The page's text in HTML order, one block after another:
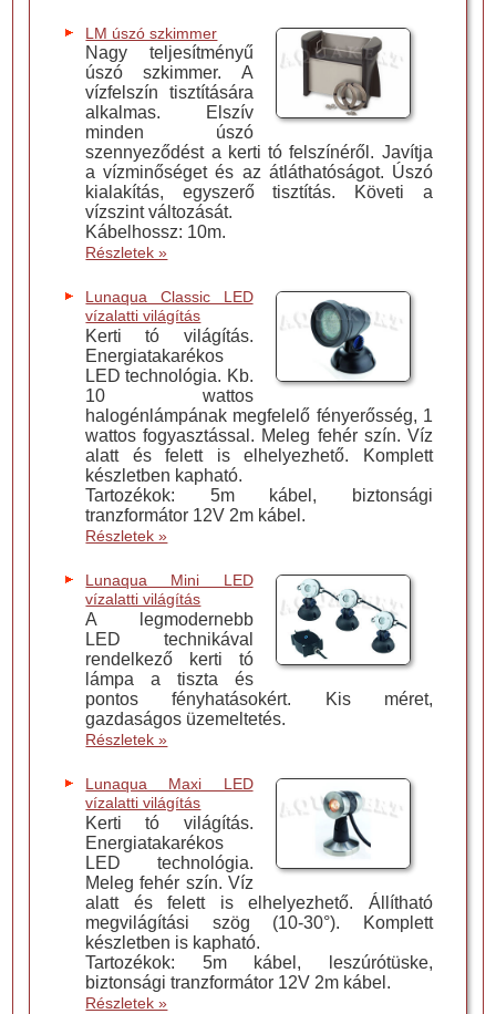
LM úszó szkimmer
Nagy teljesítményű
úszó szkimmer. A
vízfelszín tisztítására
alkalmas. Elszív
minden úszó
szennyeződést a kerti tó felszínéről. Javítja
a vízminőséget és az átláthatóságot. Úszó
kialakítás, egyszerő tisztítás. Követi a
vízszint változását.
Kábelhossz: 10m.
Részletek »
Lunaqua Classic LED
vízalatti világítás
Kerti tó világítás.
Energiatakarékos
LED technológia. Kb.
10 wattos
halogénlámpának megfelelő fényerősség, 1
wattos fogyasztással. Meleg fehér szín. Víz
alatt és felett is elhelyezhető. Komplett
készletben kapható.
Tartozékok: 5m kábel, biztonsági
tranzformátor 12V 2m kábel.
Részletek »
Lunaqua Mini LED
vízalatti világítás
A legmodernebb
LED technikával
rendelkező kerti tó
lámpa a tiszta és
pontos fényhatásokért. Kis méret,
gazdaságos üzemeltetés.
Részletek »
Lunaqua Maxi LED
vízalatti világítás
Kerti tó világítás.
Energiatakarékos
LED technológia.
Meleg fehér szín. Víz
alatt és felett is elhelyezhető. Állítható
megvilágítási szög (10-30°). Komplett
készletben is kapható.
Tartozékok: 5m kábel, leszúrótüske,
biztonsági tranzformátor 12V 2m kábel.
Részletek »